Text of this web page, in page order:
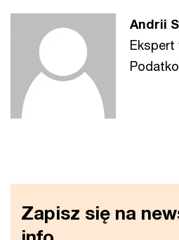
Andrii
Ekspert
Zapisz się na